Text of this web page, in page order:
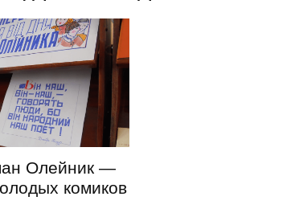
Олейник —
комиков